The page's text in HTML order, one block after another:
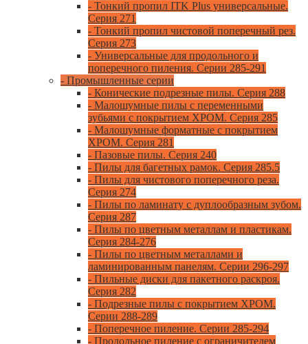
- Тонкий пропил ITK Plus универсальные.
Серия 271
- Тонкий пропил чистовой поперечный рез.
Серия 273
- Универсальные для продольного и
поперечного пиления. Серии 285-291
- Промышленные серии
- Конические подрезные пилы. Серия 288
- Малошумные пилы с переменными
зубьями с покрытием ХРОМ. Серия 285
- Малошумные форматные с покрытием
ХРОМ. Серия 281
- Пазовые пилы. Серия 240
- Пилы для багетных рамок. Серия 285.5
- Пилы для чистового поперечного реза.
Серия 274
- Пилы по ламинату с дуплообразным зубом.
Серия 287
- Пилы по цветным металлам и пластикам.
Серия 284-276
- Пилы по цветным металлами и
ламинированным панелям. Серии 296-297
- Пильные диски для пакетного раскроя.
Серия 282
- Подрезные пилы с покрытием ХРОМ.
Серии 288-289
- Поперечное пиление. Серии 285-294
- Продольное пиление с ограничителем